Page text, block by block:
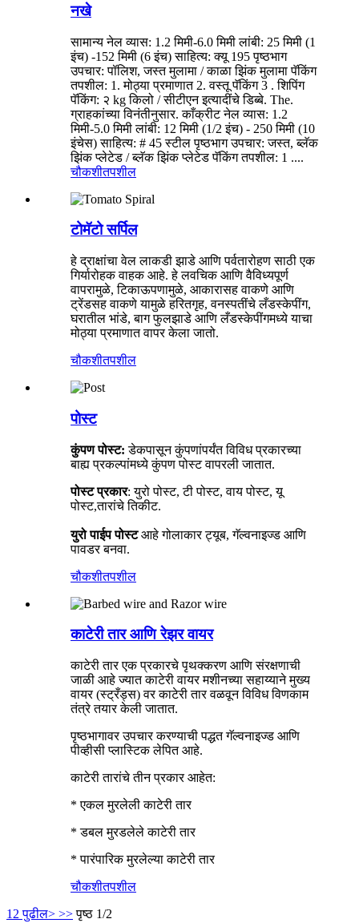
नखे
सामान्य नेल व्यास: 1.2 मिमी-6.0 मिमी लांबी: 25 मिमी (1
इंच) -152 मिमी (6 इंच) साहित्य: क्यू 195 पृष्ठभाग
उपचार: पॉलिश, जस्त मुलामा / काळा झिंक मुलामा पॅकिंग
तपशील: 1. मोठ्या प्रमाणात 2. वस्तू पॅकिंग 3 . शिपिंग
पॅकिंग: २ kg किलो / सीटीएन इत्यादींचे डिब्बे. The.
ग्राहकांच्या विनंतीनुसार. काँक्रीट नेल व्यास: 1.2
मिमी-5.0 मिमी लांबी: 12 मिमी (1/2 इंच) - 250 मिमी (10
इंचेस) साहित्य: # 45 स्टील पृष्ठभाग उपचार: जस्त, ब्लॅक
झिंक प्लेटेड / ब्लॅक झिंक प्लेटेड पॅकिंग तपशील: 1 ....
चौकशीतपशील
टोमॅटो सर्पिल
हे द्राक्षांचा वेल लाकडी झाडे आणि पर्वतारोहण साठी एक
गिर्यारोहक वाहक आहे. हे लवचिक आणि वैविध्यपूर्ण
वापरामुळे, टिकाऊपणामुळे, आकारासह वाकणे आणि
ट्रेंडसह वाकणे यामुळे हरितगृह, वनस्पतींचे लँडस्केपींग,
घरातील भांडे, बाग फुलझाडे आणि लँडस्केपींगमध्ये याचा
मोठ्या प्रमाणात वापर केला जातो.
चौकशीतपशील
पोस्ट
कुंपण पोस्ट:डेकपासून कुंपणांपर्यंत विविध प्रकारच्या
बाह्य प्रकल्पांमध्ये कुंपण पोस्ट वापरली जातात.
पोस्ट प्रकार: युरो पोस्ट, टी पोस्ट, वाय पोस्ट, यू
पोस्ट,तारांचे तिकीट.
युरो पाईप पोस्टआहे गोलाकार ट्यूब, गॅल्वनाइज्ड आणि
पावडर बनवा.
चौकशीतपशील
काटेरी तार आणि रेझर वायर
काटेरी तार एक प्रकारचे पृथक्करण आणि संरक्षणाची
जाळी आहे ज्यात काटेरी वायर मशीनच्या सहाय्याने मुख्य
वायर (स्ट्रँड्स) वर काटेरी तार वळवून विविध विणकाम
तंत्रे तयार केली जातात.
पृष्ठभागावर उपचार करण्याची पद्धत गॅल्वनाइज्ड आणि
पीव्हीसी प्लास्टिक लेपित आहे.
काटेरी तारांचे तीन प्रकार आहेत:
* एकल मुरलेली काटेरी तार
* डबल मुरडलेले काटेरी तार
* पारंपारिक मुरलेल्या काटेरी तार
चौकशीतपशील
1 2 पुढील> >> पृष्ठ 1/2